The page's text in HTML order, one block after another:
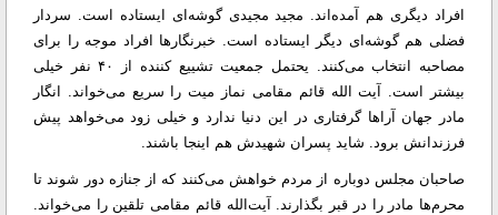
افراد دیگری هم آمده‌اند. مجید مجیدی گوشه‌ای ایستاده است. سردار
فضلی هم گوشه‌ای دیگر ایستاده است. خبرنگار‌ها افراد موجه را برای
مصاحبه انتخاب می‌کنند. یحتمل جمعیت تشییع کننده از ۴۰ نفر خیلی
بیشتر است. آیت الله قائم مقامی نماز میت را سریع می‌خواند. انگار
مادر جهان آرا‌ها گرفتاری در این دنیا ندارد و خیلی زود می‌خواهد پیش
فرزندانش برود. شاید پسران شهیدش هم اینجا باشند.
صاحبان مجلس دوباره از مردم خواهش می‌کنند که از جنازه دور شوند تا
محرم‌ها مادر را در قبر بگذارند. آیت‌الله قائم مقامی تلقین را می‌خواند.